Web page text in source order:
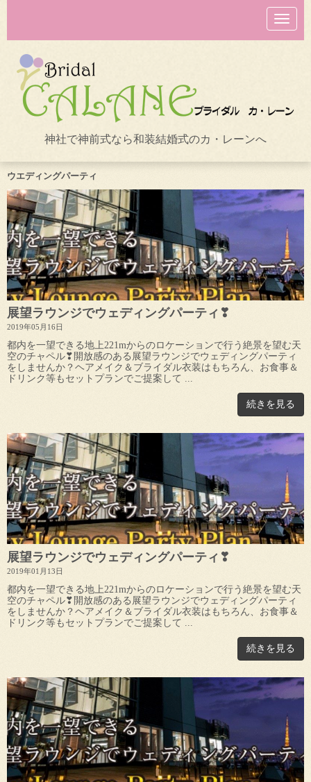
N
a
v
o
n
神社で神前式なら和装結婚式のカ・レーンへ
ウエディングパーティ
展望ラウンジでウェディングパーティ❣
2019年05月16日
都内を一望できる地上221mからのロケーションで行う絶景を望む天
空のチャペル❣開放感のある展望ラウンジでウェディングパーティ
をしませんか？ヘアメイク＆ブライダル衣装はもちろん、お食事＆
ドリンク等もセットプランでご提案して ...
続きを見る
展望ラウンジでウェディングパーティ❣
2019年01月13日
都内を一望できる地上221mからのロケーションで行う絶景を望む天
空のチャペル❣開放感のある展望ラウンジでウェディングパーティ
をしませんか？ヘアメイク＆ブライダル衣装はもちろん、お食事＆
ドリンク等もセットプランでご提案して ...
続きを見る